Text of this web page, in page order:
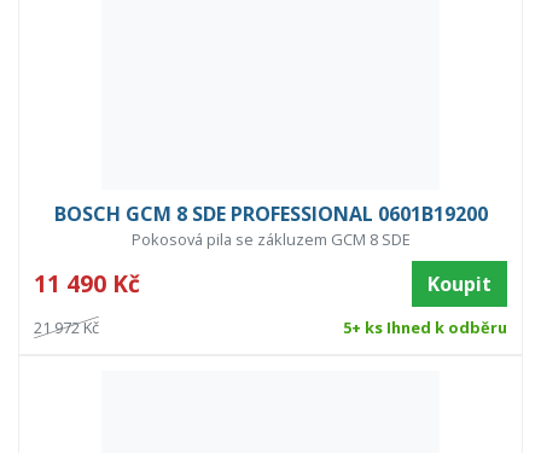
BOSCH GCM 8 SDE PROFESSIONAL 0601B19200
Pokosová pila se zákluzem GCM 8 SDE
11 490 Kč Koupit
21 972 Kč 5+ ks Ihned k odběru